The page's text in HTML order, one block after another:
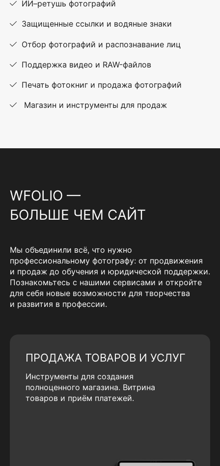
ИИ–ретушь фотографий
Защищенные ссылки и водяные знаки
Отбор фотографий и распознавание лиц
Поддержка видео и RAW-файлов
Печать фотокниг и продажа фотографий
Магазин и инструменты для продаж
WFOLIO —
БОЛЬШЕ ЧЕМ САЙТ
Мы объединили всё, что нужно
профессиональному фотографу: от продвижения
и продаж до обучения и юридической поддержки.
Познакомьтесь с нашими сервисами и откройте
для себя новые возможности для творчества
и развития в профессии.
ПРОДАЖА ТОВАРОВ И УСЛУГ
Инструменты для создания
полноценного магазина. Витрина
товаров и приём платежей.